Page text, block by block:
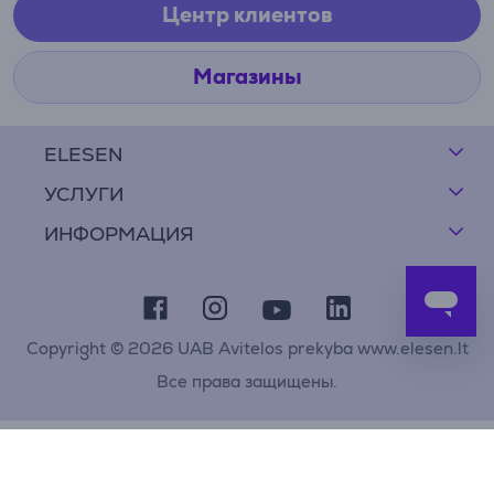
ELESEN
УСЛУГИ
ИНФОРМАЦИЯ
Центр клиентов
Магазины
Copyright © 2026 UAB Avitelos prekyba www.elesen.lt
Все права защищены.